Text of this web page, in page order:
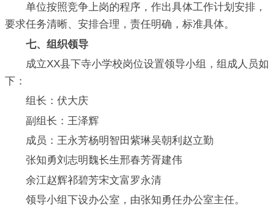
单位按照竞争上岗的程序，作出具体工作计划安排，
要求任务清晰、安排合理，责任明确，标准具体。
七、组织领导
成立XX县下寺小学校岗位设置领导小组，组成人员如
下：
组长：伏大庆
副组长：王泽辉
成员：王永芳杨明智田紫琳吴朝利赵立勤
张知勇刘志明魏长生邢春芳胥建伟
余江赵辉祁碧芳宋文富罗永清
领导小组下设办公室，由张知勇任办公室主任。